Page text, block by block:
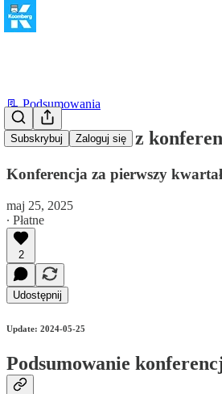
Subskrybuj Zaloguj się
📃 Podsumowania
Podsumowanie z
Konferencja za pierwszy
maj 25, 2025
∙ Płatne
2
Udostępnij
Update: 2024-05-25
Podsumowanie